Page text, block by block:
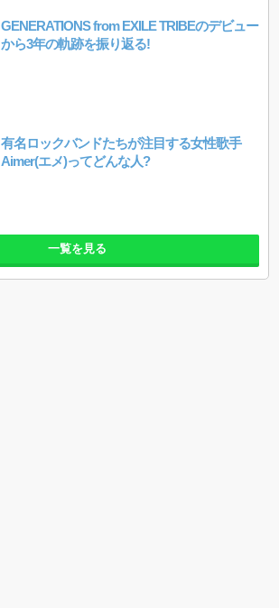
GENERATIONS from EXILE TRIBEのデビュー
から3年の軌跡を振り返る!
有名ロックバンドたちが注目する女性歌手
Aimer(エメ)ってどんな人?
一覧を見る